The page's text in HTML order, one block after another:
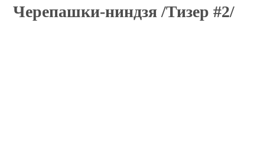
Черепашки-ниндзя /Тизер #2/